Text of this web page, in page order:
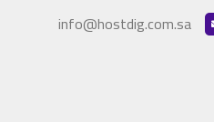
info@hostdig.com.sa